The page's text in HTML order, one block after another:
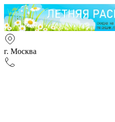
г. Москва